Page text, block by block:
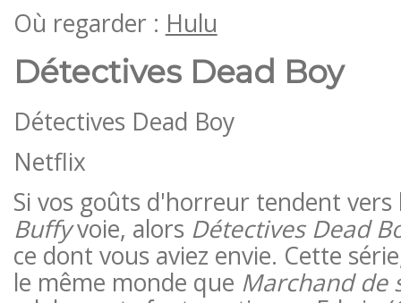
Où regarder : Hulu
Détectives Dead Boy
Détectives Dead Boy
Netflix
Si vos goûts d'horreur tendent
Buffyvoie, alors Détectives Dead
ce dont vous aviez envie. Cette
le même monde que Marchand de